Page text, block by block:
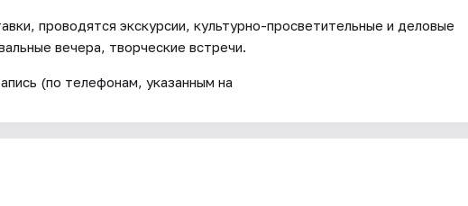
проводятся экскурсии, культурно-просветительные и деловые
вечера, творческие встречи.
(по телефонам, указанным на